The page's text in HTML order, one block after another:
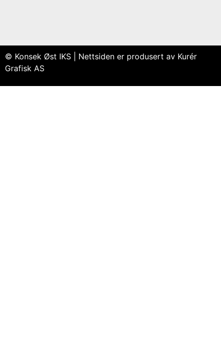
© Konsek Øst IKS | Nettsiden er produsert av Kurér
Grafisk AS